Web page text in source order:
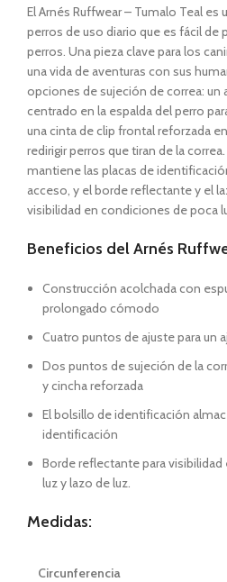
El Arnés Ruffwear – Tumalo Teal es
perros de uso diario que es fácil de
perros. Una pieza clave para los
una vida de aventuras con sus
opciones de sujeción de correa: un
centrado en la espalda del perro
una cinta de clip frontal reforzada
redirigir perros que tiran de la
mantiene las placas de
acceso, y el borde reflectante y el
visibilidad en condiciones de poca
Beneficios del Arnés
Construcción acolchada con
prolongado cómodo
Cuatro puntos de ajuste para un
Dos puntos de sujeción de la
y cincha reforzada
El bolsillo de identificación
identificación
Borde reflectante para
luz y lazo de luz.
Medidas:
Circunferencia